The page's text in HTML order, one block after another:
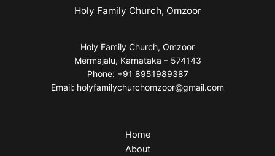
Holy Family Church, Omzoor
Holy Family Church, Omzoor
Mermajalu, Karnataka – 574143
Phone: +91 8951989387
Email: holyfamilychurchomzoor@gmail.com
Home
About